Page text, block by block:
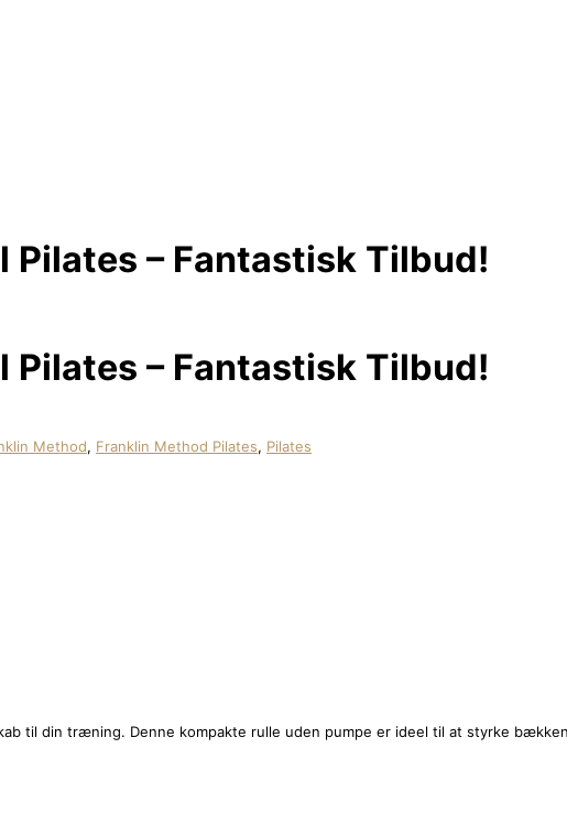
Pilates – Fantastisk Tilbud!
Pilates – Fantastisk Tilbud!
Method, Franklin Method Pilates, Pilates
til din træning. Denne kompakte rulle uden pumpe er ideel til at styrke